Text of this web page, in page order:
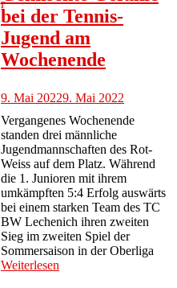
bei der Tennis-
Jugend am
Wochenende
9. Mai 20229. Mai 2022
Vergangenes Wochenende
standen drei männliche
Jugendmannschaften des Rot-
Weiss auf dem Platz. Während
die 1. Junioren mit ihrem
umkämpften 5:4 Erfolg auswärts
bei einem starken Team des TC
BW Lechenich ihren zweiten
Sieg im zweiten Spiel der
Sommersaison in der Oberliga
Weiterlesen